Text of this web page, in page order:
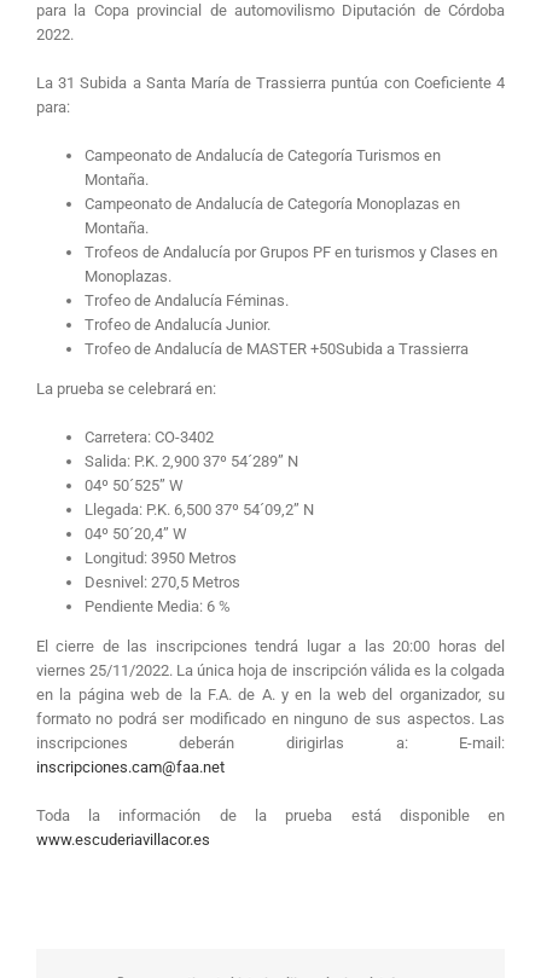
para la Copa provincial de automovilismo Diputación de Córdoba
2022.
La 31 Subida a Santa María de Trassierra puntúa con Coeficiente 4
para:
Campeonato de Andalucía de Categoría Turismos en
Montaña.
Campeonato de Andalucía de Categoría Monoplazas en
Montaña.
Trofeos de Andalucía por Grupos PF en turismos y Clases en
Monoplazas.
Trofeo de Andalucía Féminas.
Trofeo de Andalucía Junior.
Trofeo de Andalucía de MASTER +50Subida a Trassierra
La prueba se celebrará en:
Carretera: CO-3402
Salida: P.K. 2,900 37º 54´289” N
04º 50´525” W
Llegada: P.K. 6,500 37º 54´09,2” N
04º 50´20,4” W
Longitud: 3950 Metros
Desnivel: 270,5 Metros
Pendiente Media: 6 %
El cierre de las inscripciones tendrá lugar a las 20:00 horas del
viernes 25/11/2022. La única hoja de inscripción válida es la colgada
en la página web de la F.A. de A. y en la web del organizador, su
formato no podrá ser modificado en ninguno de sus aspectos. Las
inscripciones deberán dirigirlas a: E-mail:
inscripciones.cam@faa.net
Toda la información de la prueba está disponible en
www.escuderiavillacor.es